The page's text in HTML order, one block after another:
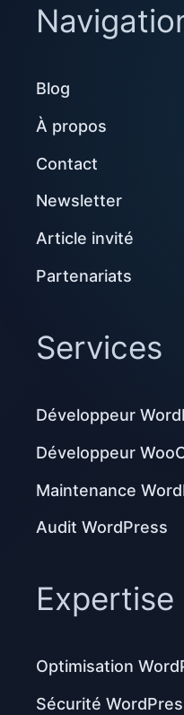
Blog
À propos
Contact
Newsletter
Article invité
Partenariats
Services
Développeur
Développeur
Maintenance
Audit WordPress
Optimisation
Sécurité